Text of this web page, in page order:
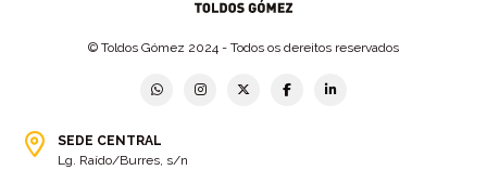
© Toldos Gómez 2024 - Todos os dereitos reservados
SEDE CENTRAL
Lg. Raído/Burres, s/n